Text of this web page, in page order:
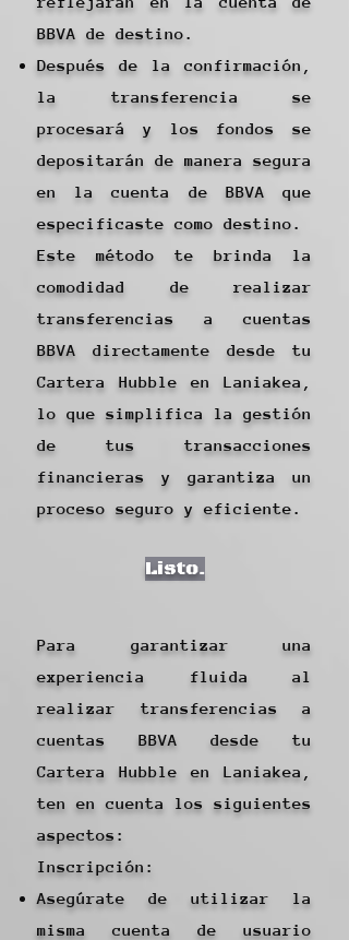
BBVA de destino.
Después de la confirmación,
la transferencia se
procesará y los fondos se
depositarán de manera segura
en la cuenta de BBVA que
especificaste como destino.
Este método te brinda la
comodidad de realizar
transferencias a cuentas
BBVA directamente desde tu
Cartera Hubble en Laniakea,
lo que simplifica la gestión
de tus transacciones
financieras y garantiza un
proceso seguro y eficiente.
Listo.
Para garantizar una
experiencia fluida al
realizar transferencias a
cuentas BBVA desde tu
Cartera Hubble en Laniakea,
ten en cuenta los siguientes
aspectos:
Inscripción:
Asegúrate de utilizar la
misma cuenta de usuario